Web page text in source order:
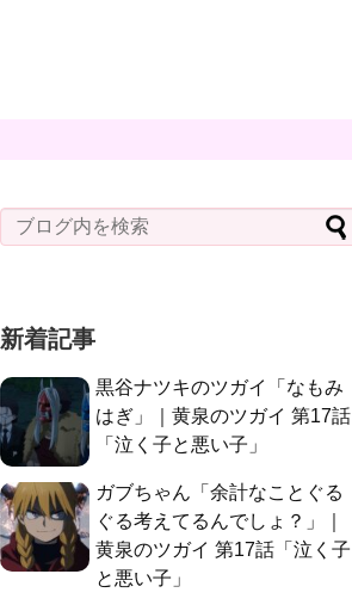
新着記事
黒谷ナツキのツガイ「なもみ
はぎ」｜黄泉のツガイ 第17話
「泣く子と悪い子」
ガブちゃん「余計なことぐる
ぐる考えてるんでしょ？」｜
黄泉のツガイ 第17話「泣く子
と悪い子」